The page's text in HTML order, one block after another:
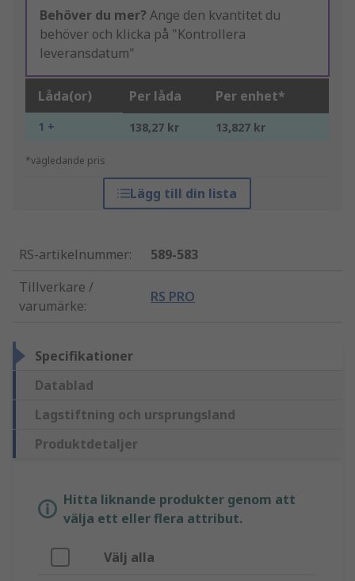
Behöver du mer? Ange den kvantitet du
behöver och klicka på "Kontrollera
leveransdatum"
Låda(or) Per låda Per enhet*
1 + 138,27 kr 13,827 kr
*vägledande pris
Lägg till din lista
RS-artikelnummer:
589-583
Tillverkare /
varumärke:
RS PRO
Specifikationer
Datablad
Lagstiftning och ursprungsland
Produktdetaljer
Hitta liknande produkter genom att
välja ett eller flera attribut.
Välj alla